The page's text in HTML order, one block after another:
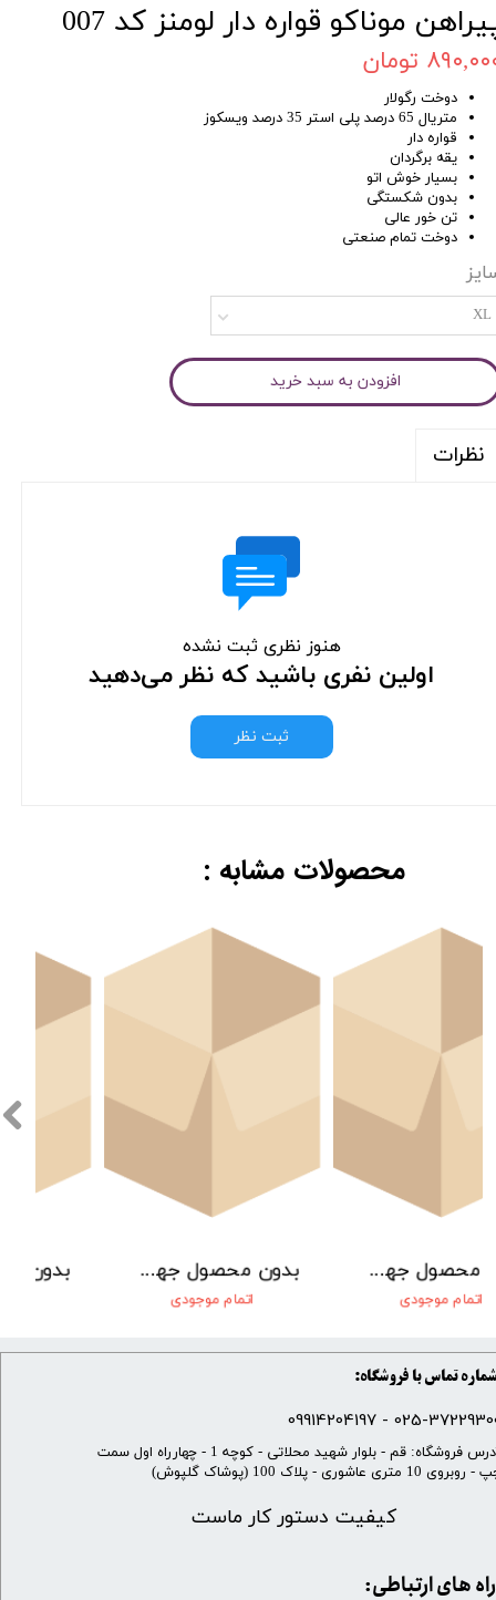
موناکو قواره دار لومنز کد 007
تومان
دوخت رگولار
متریال 65 درصد پلی استر 35 درصد ویسکوز
قواره دار
یقه برگردان
بسیار خوش اتو
بدون شکستگی
تن خور عالی
دوخت تمام صنعتی
XL
افزودن به سبد خرید
نظرات
هنوز نظری ثبت نشده
اولین نفری باشید که نظر می‌دهید
ثبت نظر
اتمام موجودی اتمام موجودی
محصولات مشابه :
شماره تماس با فروشگاه:
025-37229300 -
کیفیت دستور کار ماست
​آدرس فروشگاه: قم - بلوار شهید محلاتی - کوچه 1 - چهارراه اول سمت
10 متری عاشوری - پلاک 100 (پوشاک گلپوش)
​​راه های ارتباطی: